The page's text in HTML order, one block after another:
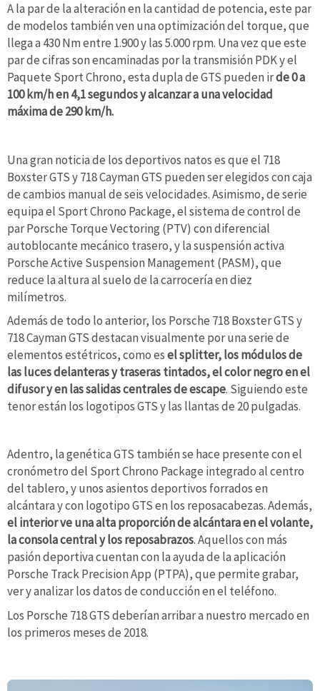
A la par de la alteración en la cantidad de potencia, este par
de modelos también ven una optimización del torque, que
llega a 430 Nm entre 1.900 y las 5.000 rpm. Una vez que este
par de cifras son encaminadas por la transmisión PDK y el
Paquete Sport Chrono, esta dupla de GTS pueden irde 0 a
100 km/h en 4,1 segundos y alcanzar a una velocidad
máxima de 290 km/h.
Una gran noticia de los deportivos natos es que el 718
Boxster GTS y 718 Cayman GTS pueden ser elegidos con caja
de cambios manual de seis velocidades. Asimismo, de serie
equipa el Sport Chrono Package, el sistema de control de
par Porsche Torque Vectoring (PTV) con diferencial
autoblocante mecánico trasero, y la suspensión activa
Porsche Active Suspension Management (PASM), que
reduce la altura al suelo de la carrocería en diez
milímetros.
Además de todo lo anterior, los Porsche 718 Boxster GTS y
718 Cayman GTS destacan visualmente por una serie de
elementos estétricos, como esel splitter, los módulos de
las luces delanteras y traseras tintados, el color negro en el
difusor y en las salidas centrales de escape. Siguiendo este
tenor están los logotipos GTS y las llantas de 20 pulgadas.
Adentro, la genética GTS también se hace presente con el
cronómetro del Sport Chrono Package integrado al centro
del tablero, y unos asientos deportivos forrados en
alcántara y con logotipo GTS en los reposacabezas. Además,
el interior ve una alta proporción de alcántara en el volante,
la consola central y los reposabrazos. Aquellos con más
pasión deportiva cuentan con la ayuda de la aplicación
Porsche Track Precision App (PTPA), que permite grabar,
ver y analizar los datos de conducción en el teléfono.
Los Porsche 718 GTS deberían arribar a nuestro mercado en
los primeros meses de 2018.